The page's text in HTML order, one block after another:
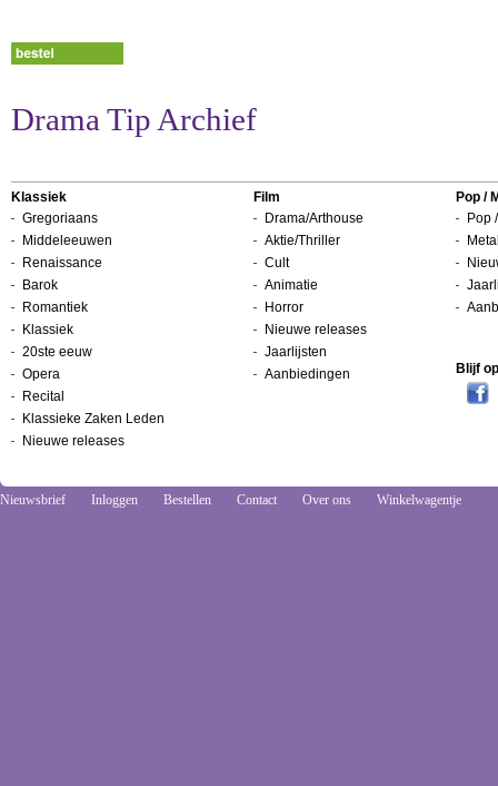
Drama Tip Archief
Klassiek
Gregoriaans
Middeleeuwen
Renaissance
Barok
Romantiek
Klassiek
20ste eeuw
Opera
Recital
Klassieke Zaken Leden
Nieuwe releases
Film
Drama/Arthouse
Aktie/Thriller
Cult
Animatie
Horror
Nieuwe releases
Jaarlijsten
Aanbiedingen
Pop /
Pop
Blijf
Nieuwsbrief Inloggen Bestellen Contact Over ons Winkelwagentje